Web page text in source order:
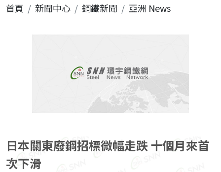
首頁 新聞中心 鋼鐵新聞 亞洲 News
日本關東廢鋼招標微幅走跌 十個月來首
次下滑